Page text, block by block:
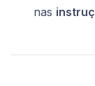
nas